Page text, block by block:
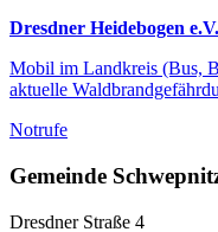
Dresdner Heidebogen e.V.
Mobil im Landkreis (Bus,
aktuelle
Notrufe
Gemeinde
Dresdner Straße 4